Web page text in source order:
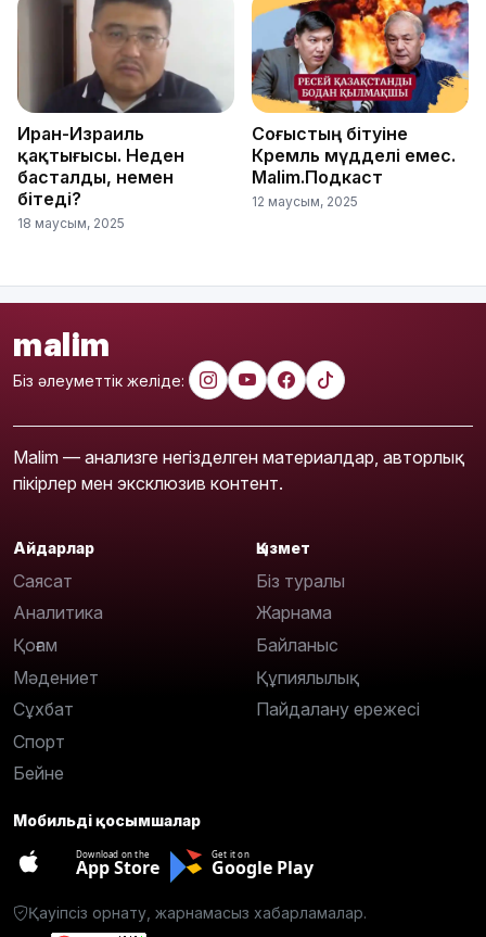
Иран-Израиль
қақтығысы. Неден
басталды, немен
бітеді?
18 маусым, 2025
Соғыстың бітуіне
Кремль мүдделі емес.
Malim.Подкаст
12 маусым, 2025
malim
Біз әлеуметтік желіде:
Malim — анализге негізделген материалдар, авторлық
пікірлер мен эксклюзив контент.
Айдарлар
Саясат
Аналитика
Қоғам
Мәдениет
Сұхбат
Спорт
Бейне
Қызмет
Біз туралы
Жарнама
Байланыс
Құпиялылық
Пайдалану ережесі
Мобильді қосымшалар
Download on the
App Store
Get it on
Google Play
Қауіпсіз орнату, жарнамасыз хабарламалар.